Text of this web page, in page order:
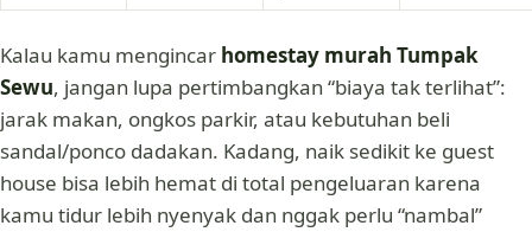
Kalau kamu mengincar homestay murah Tumpak
Sewu, jangan lupa pertimbangkan “biaya tak terlihat”:
jarak makan, ongkos parkir, atau kebutuhan beli
sandal/ponco dadakan. Kadang, naik sedikit ke guest
house bisa lebih hemat di total pengeluaran karena
kamu tidur lebih nyenyak dan nggak perlu “nambal”